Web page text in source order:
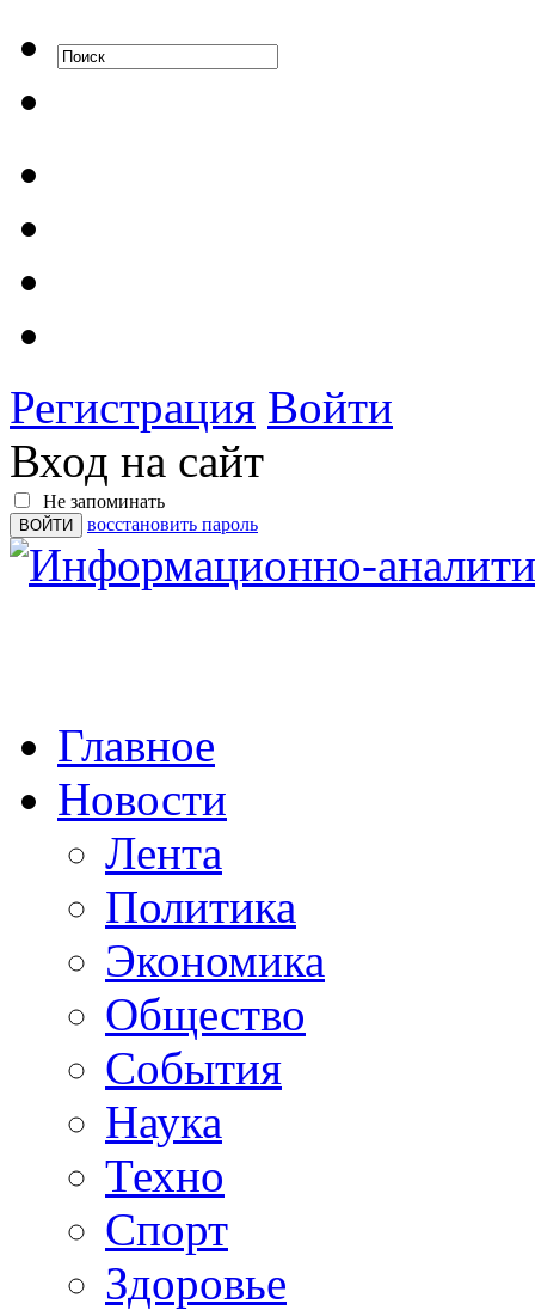
Регистрация Войти
Вход на сайт
Не запоминать
восстановить пароль
Главное
Новости
Лента
Политика
Экономика
Общество
События
Наука
Техно
Спорт
Здоровье